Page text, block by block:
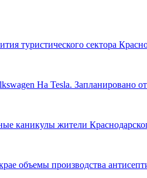
туристического сектора
На Tesla. Запланировано
каникулы жители
объемы производства